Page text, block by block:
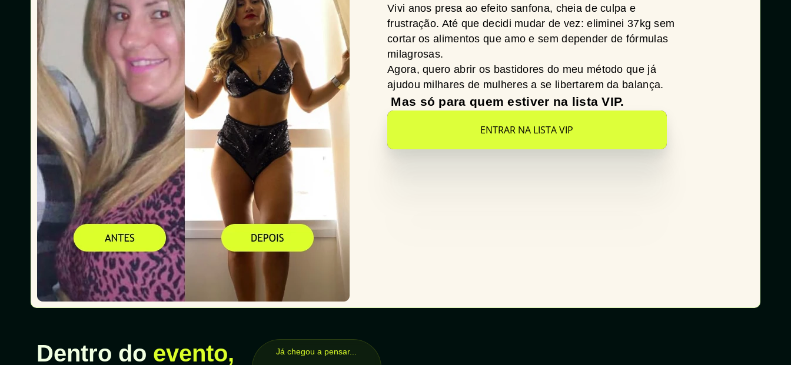
Vivi anos presa ao efeito sanfona, cheia de culpa e
frustração. Até que decidi mudar de vez: eliminei 37kg sem
cortar os alimentos que amo e sem depender de fórmulas
milagrosas.
Agora, quero abrir os bastidores do meu método que já
ajudou milhares de mulheres a se libertarem da balança.
Mas só para quem estiver na lista VIP.
ENTRAR NA LISTA VIP
Dentro do evento,
Já chegou a pensar...